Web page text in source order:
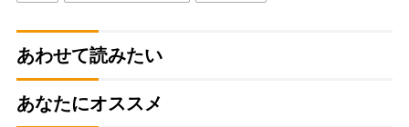
あわせて読みたい
あなたにオススメ